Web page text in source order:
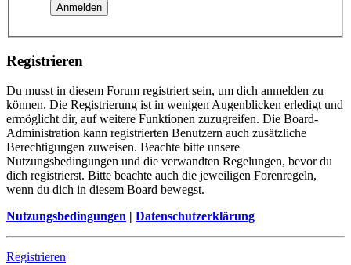
Registrieren
Du musst in diesem Forum registriert sein, um dich anmelden zu
können. Die Registrierung ist in wenigen Augenblicken erledigt und
ermöglicht dir, auf weitere Funktionen zuzugreifen. Die Board-
Administration kann registrierten Benutzern auch zusätzliche
Berechtigungen zuweisen. Beachte bitte unsere
Nutzungsbedingungen und die verwandten Regelungen, bevor du
dich registrierst. Bitte beachte auch die jeweiligen Forenregeln,
wenn du dich in diesem Board bewegst.
Nutzungsbedingungen | Datenschutzerklärung
Registrieren